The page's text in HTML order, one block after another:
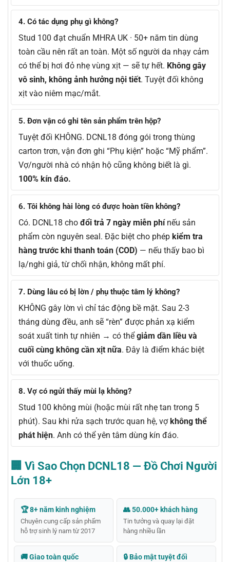
4. Có tác dụng phụ gì không?
Stud 100 đạt chuẩn MHRA UK · 50+ năm tin dùng
toàn cầu nên rất an toàn. Một số người da nhạy cảm
có thể bị hơi đỏ nhẹ vùng xịt — sẽ tự hết. Không gây
vô sinh, không ảnh hưởng nội tiết. Tuyệt đối không
xịt vào niêm mạc/mắt.
5. Đơn vận có ghi tên sản phẩm trên hộp?
Tuyệt đối KHÔNG. DCNL18 đóng gói trong thùng
carton trơn, vận đơn ghi “Phụ kiện” hoặc “Mỹ phẩm”.
Vợ/người nhà có nhận hộ cũng không biết là gì.
100% kín đáo.
6. Tôi không hài lòng có được hoàn tiền không?
Có. DCNL18 cho đổi trả 7 ngày miễn phínếu sản
phẩm còn nguyên seal. Đặc biệt cho phép kiểm tra
hàng trước khi thanh toán (COD) — nếu thấy bao bì
lạ/nghi giả, từ chối nhận, không mất phí.
7. Dùng lâu có bị lờn / phụ thuộc tâm lý không?
KHÔNG gây lờn vì chỉ tác động bề mặt. Sau 2-3
tháng dùng đều, anh sẽ “rèn” được phản xạ kiểm
soát xuất tinh tự nhiên → có thể giảm dần liều và
cuối cùng không cần xịt nữa. Đây là điểm khác biệt
với thuốc uống.
8. Vợ có ngửi thấy mùi lạ không?
Stud 100 không mùi (hoặc mùi rất nhẹ tan trong 5
phút). Sau khi rửa sạch trước quan hệ, vợ không thể
phát hiện. Anh có thể yên tâm dùng kín đáo.
🏢 Vì Sao Chọn DCNL18 — Đồ Chơi Người
Lớn 18+
🏆 8+ năm kinh nghiệm
Chuyên cung cấp sản phẩm
hỗ trợ sinh lý nam từ 2017
👥 50.000+ khách hàng
Tin tưởng và quay lại đặt
hàng nhiều lần
🚚 Giao toàn quốc 🔒 Bảo mật tuyệt đối